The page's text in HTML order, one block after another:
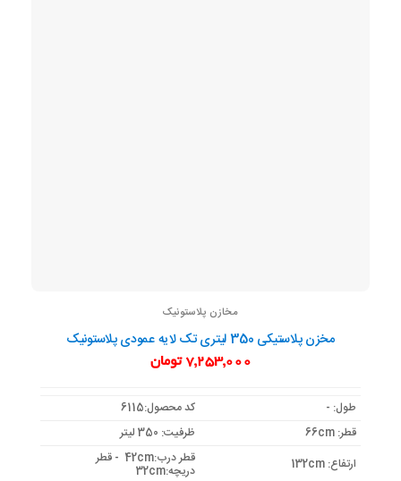
مخازن پلاستونیک
مخزن پلاستیکی 350 لیتری تک لایه عمودی پلاستونیک
7,253,000 تومان
طول: -
کد محصول:6115
قطر: 66cm
ظرفیت: 350 لیتر
ارتفاع: 132cm
قطر درب:42cm - قطر
دریچه:32cm